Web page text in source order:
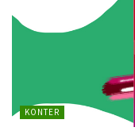
KONTER